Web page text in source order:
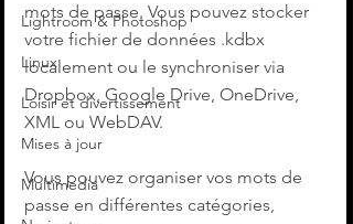
Lightroom & Photoshop
Linux
Loisir et divertissement
Mises à jour
Multimedia
mots de passe. Vous pouvez stocker
votre fichier de données .kdbx
localement ou le synchroniser via
Dropbox, Google Drive, OneDrive,
XML ou WebDAV.
Vous pouvez organiser vos mots de
passe en différentes catégories,